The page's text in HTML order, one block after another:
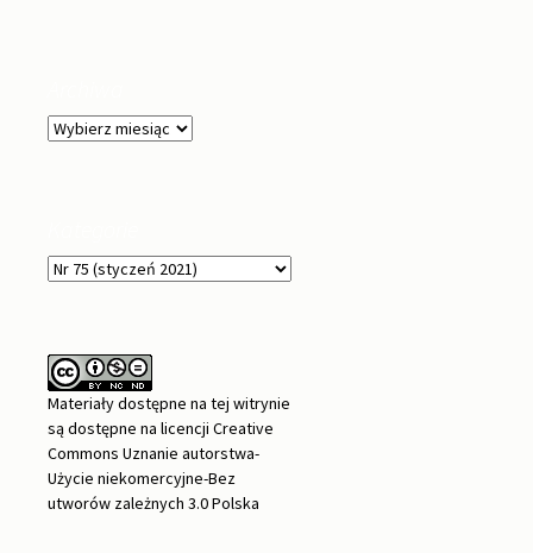
Archiwa
Kategorie
Materiały dostępne na tej witrynie
są dostępne na licencji Creative
Commons Uznanie autorstwa-
Użycie niekomercyjne-Bez
utworów zależnych 3.0 Polska